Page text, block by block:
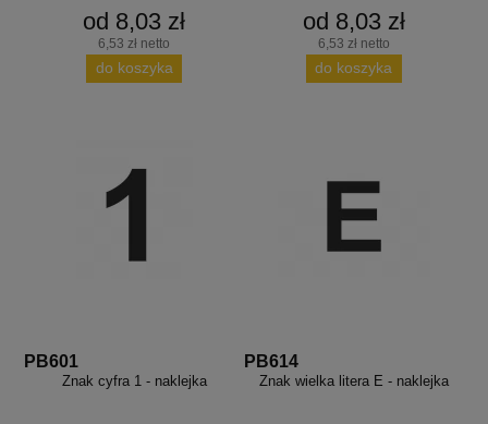
od 8,03 zł
6,53 zł netto
do koszyka
od 8,03 zł
6,53 zł netto
do koszyka
PB601
Znak cyfra 1 - naklejka
PB614
Znak wielka litera E - naklejka